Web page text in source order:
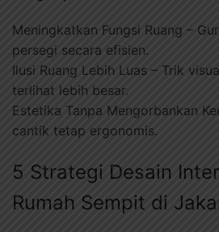
Meningkatkan Fungsi Ruang –
persegi secara efisien.
Ilusi Ruang Lebih Luas – Trik
terlihat lebih besar.
Estetika Tanpa Mengorbankan
cantik tetap ergonomis.
5 Strategi Desain
Rumah Sempit di